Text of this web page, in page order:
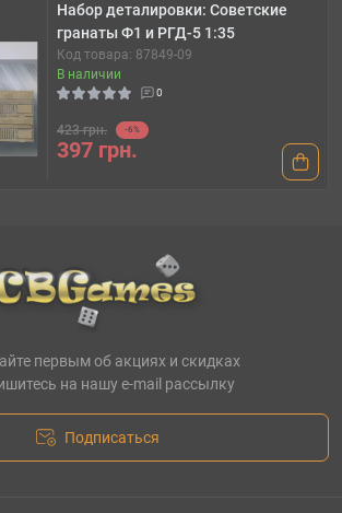
Набор деталировки: Советские
гранаты Ф1 и РГД-5 1:35
Код товара: 87849-09
В наличии
0
423 грн. -6%
397 грн.
первым об акциях и скидках
на нашу e-mail рассылку
Подписаться